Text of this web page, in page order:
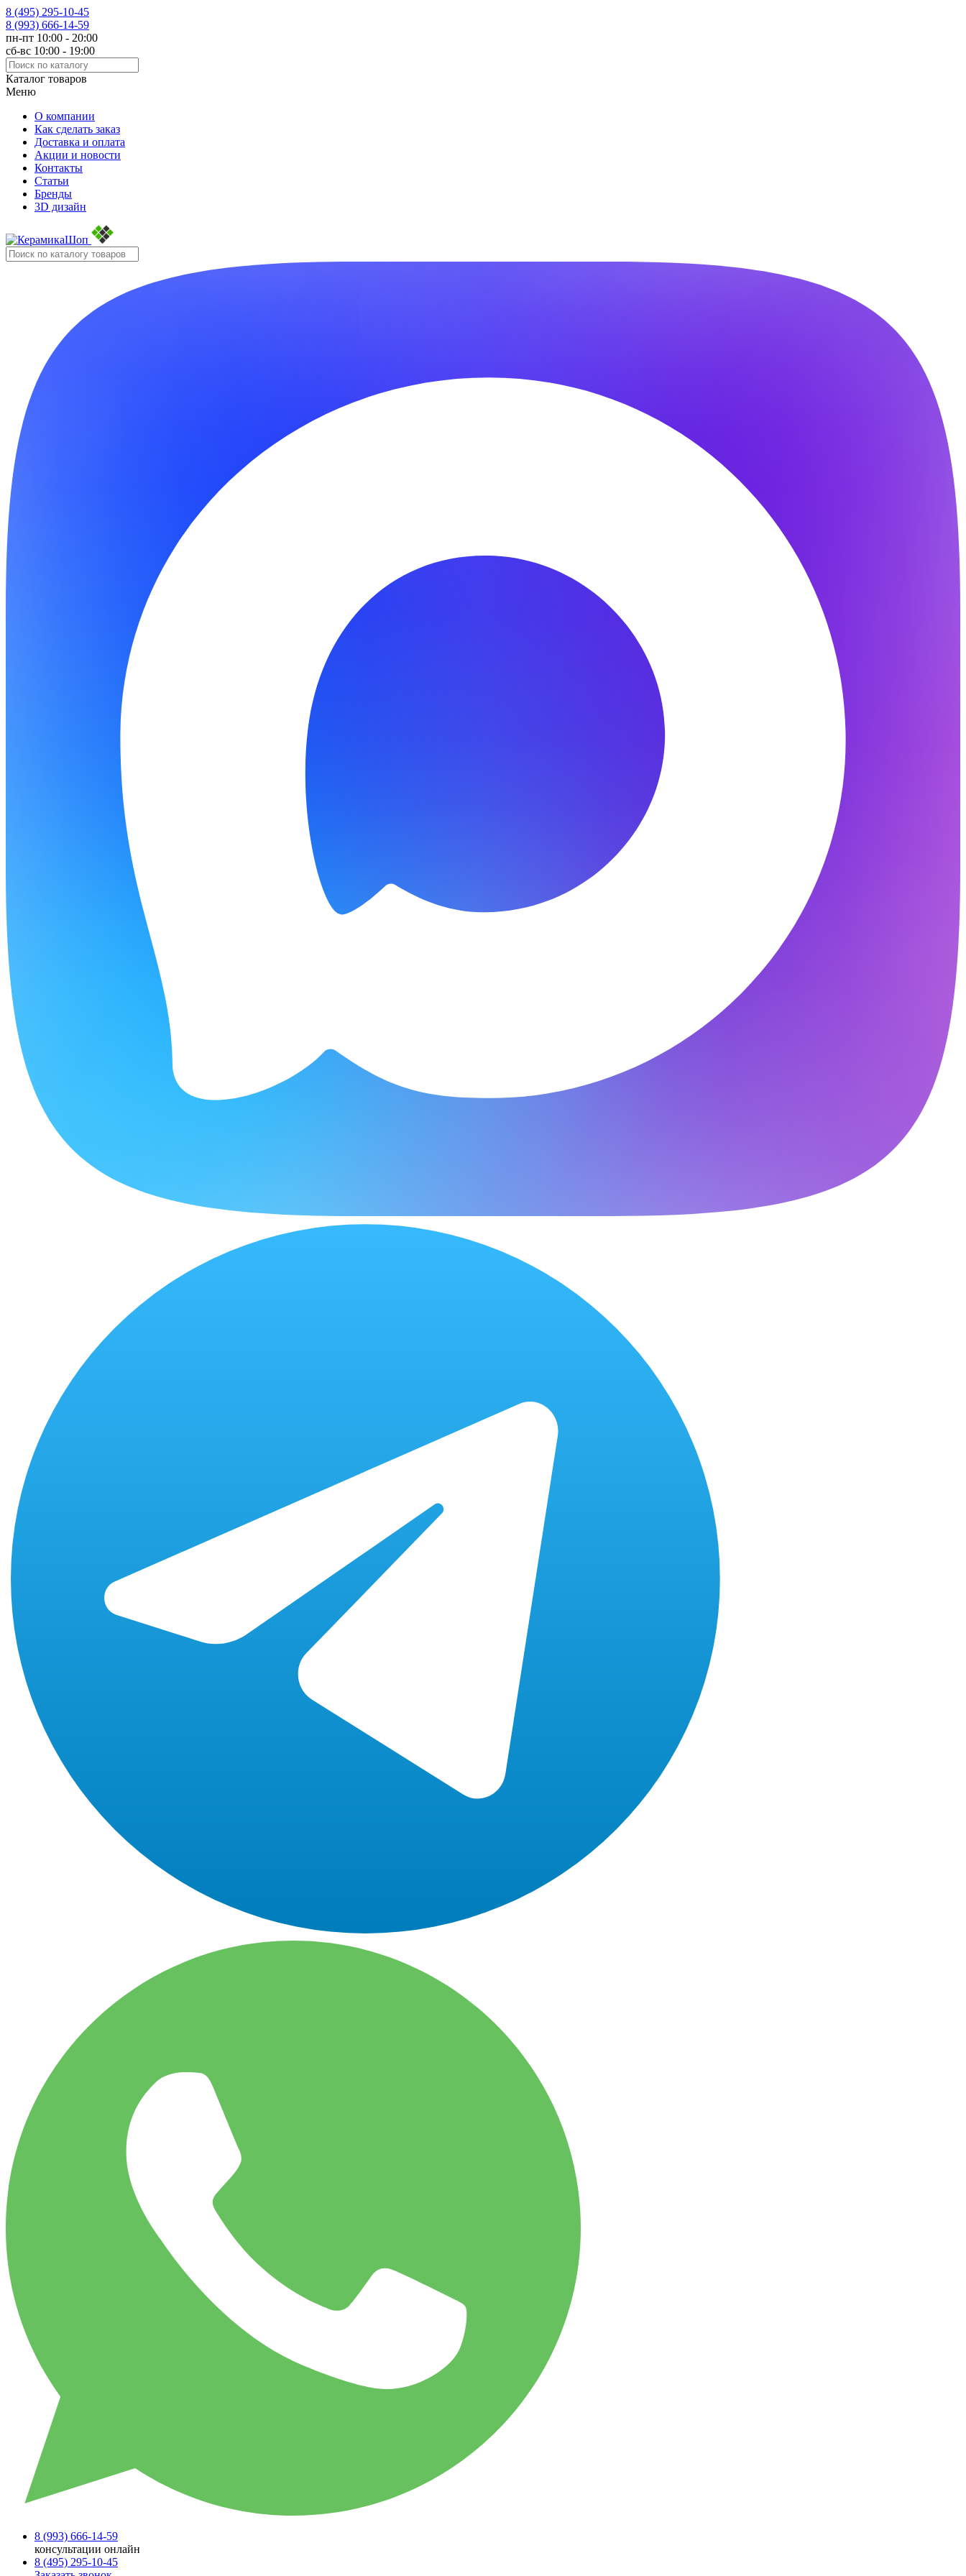
8 (495) 295-10-45
8 (993) 666-14-59
пн-пт 10:00 - 20:00
сб-вс 10:00 - 19:00
Каталог товаров
Меню
О компании
Как сделать заказ
Доставка и оплата
Акции и новости
Контакты
Статьи
Бренды
3D дизайн
8 (993) 666-14-59
консультации онлайн
8 (495) 295-10-45